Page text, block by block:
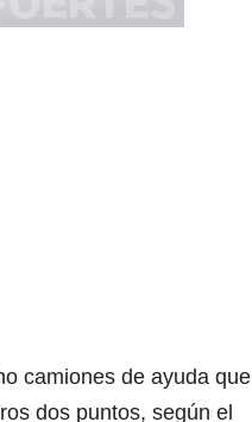
camiones de ayuda que
dos puntos, según el